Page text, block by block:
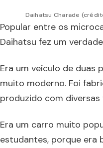
Daihatsu Charade
Popular entre os
Daihatsu fez um
Era um veículo de duas
muito moderno. Foi
produzido com diversas
Era um carro muito
estudantes, porque era